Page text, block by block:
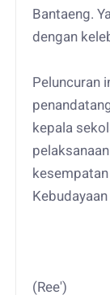
Bantaeng.
dengan
Peluncuran
kepala
(Ree')